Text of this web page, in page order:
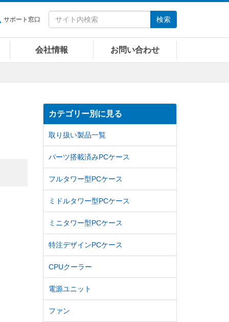
サポート窓口 検索
会社情報 お問い合わせ
カテゴリー別に見る
取り扱い製品一覧
パーツ搭載済みPCケース
フルタワー型PCケース
ミドルタワー型PCケース
ミニタワー型PCケース
特注デザインPCケース
CPUクーラー
電源ユニット
ファン